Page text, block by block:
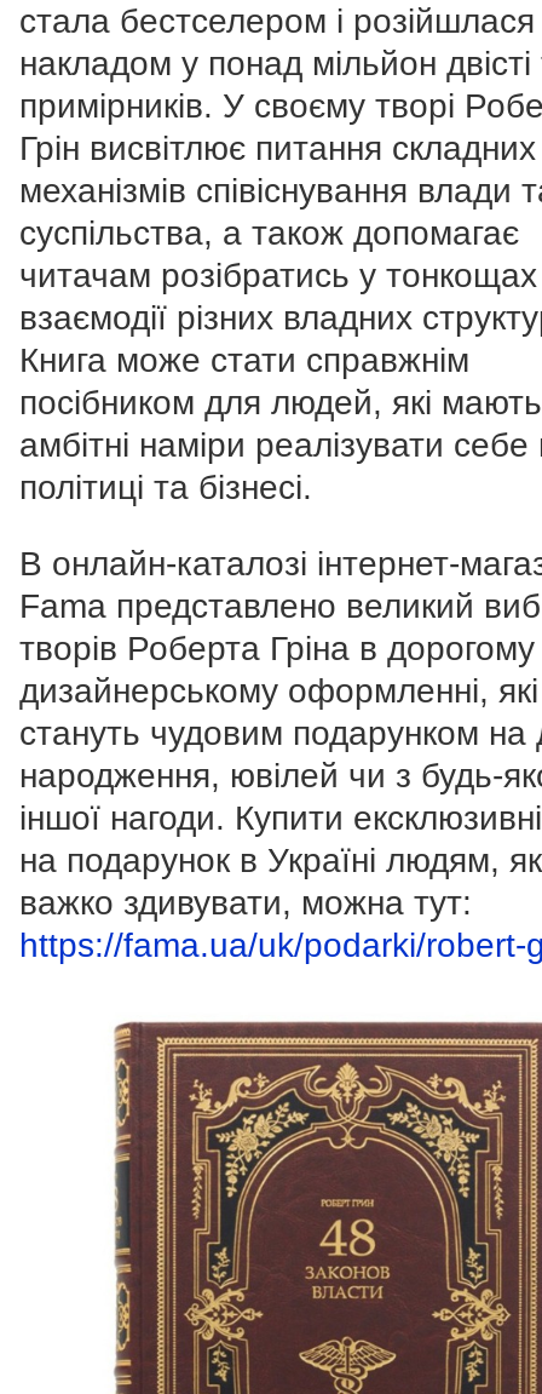
стала бестселером і розійшлася
накладом у понад мільйон двісті
примірників. У своєму творі
Грін висвітлює питання складних
механізмів співіснування влади
суспільства, а також допомагає
читачам розібратись у
взаємодії різних владних
Книга може стати справжнім
посібником для людей, які мають
амбітні наміри реалізувати себе
політиці та бізнесі.
В онлайн-каталозі інтернет-
Fama представлено великий
творів Роберта Гріна в дорогому
дизайнерському оформленні, які
стануть чудовим подарунком на
народження, ювілей чи з будь-
іншої нагоди. Купити
на подарунок в Україні людям,
важко здивувати, можна тут:
https://fama.ua/uk/podarki/robert-